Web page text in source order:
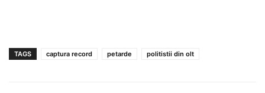
TAGS captura record petarde politistii din olt